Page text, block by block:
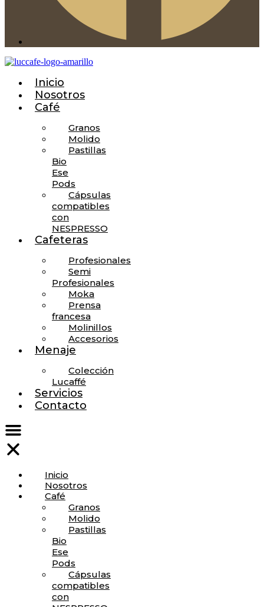
Inicio
Nosotros
Café
Granos
Molido
Pastillas
Bio
Ese
Pods
Cápsulas
compatibles
con
NESPRESSO
Cafeteras
Profesionales
Semi
Profesionales
Moka
Prensa
francesa
Molinillos
Accesorios
Menaje
Colección
Lucaffé
Servicios
Contacto
Inicio
Nosotros
Café
Granos
Molido
Pastillas
Bio
Ese
Pods
Cápsulas
compatibles
con